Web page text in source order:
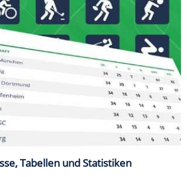
Tabellen und Statistiken